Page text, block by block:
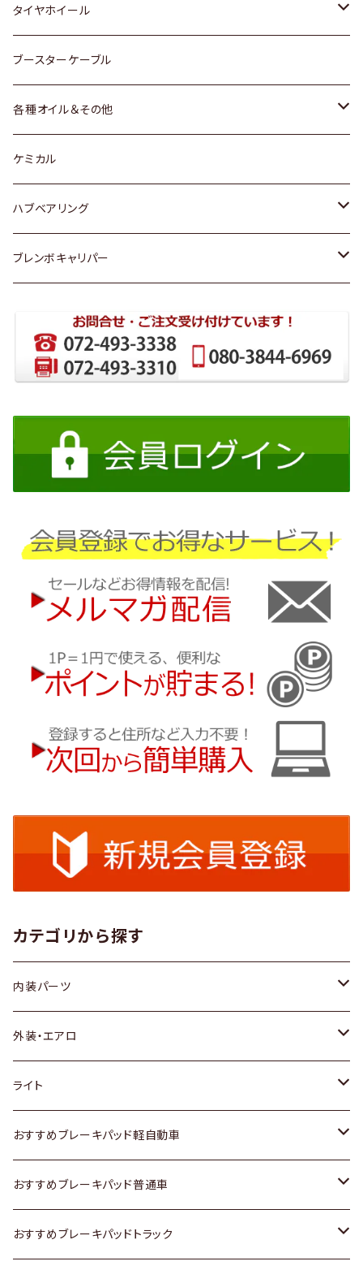
スバル
レクサス
三菱
スバル
ダイハツ
マツダ
三菱
スバル
ダイハツ
スバル
日産
ダイハツ
マツダ
日産
ダイハツ
マツダ
スバル
マツダ
タイヤホイール
トヨタ
ホンダ
スズキ
日産
ダイハツ
ブースターケーブル
各種オイル＆その他
ディーデル洗浄添加剤
ケミカル
ハブベアリング
トヨタ
スズキ
ダイハツ
三菱
ブレンボキャリパー
日産
スバル
カテゴリから探す
内装パーツ
トヨタ
ホンダ
スズキ
日産
いすゞ
外装・エアロ
トヨタ
ホンダ
スズキ
日産
ライト
トヨタ
スズキ
日産
おすすめブレーキパッド軽自動車
トヨタ
ホンダ
おすすめブレーキパッド普通車
トヨタ
おすすめブレーキパッドトラック